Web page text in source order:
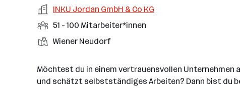
r
t
e
b
n
m
o
d
e
o
t
s
f
l
e
r
n
e
S
l
l
A
r
e
t
g
INKU Jordan GmbH & Co KG
M
i
t
r
b
51 - 100 Mitarbeiter*innen
S
a
n
Wiener Neudorf
Möchtest du in einem vertrauensvollen Unternehmen
und schätzt selbstständiges Arbeiten? Dann bist du